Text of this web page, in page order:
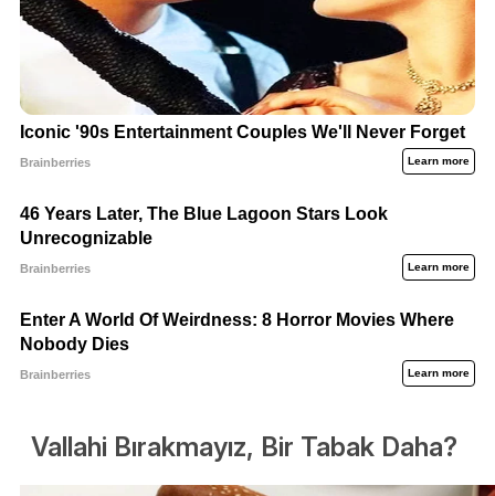
Vallahi Bırakmayız, Bir Tabak Daha?